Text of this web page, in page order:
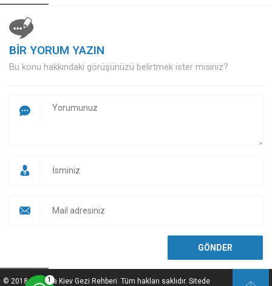
BİR YORUM YAZIN
Bu konu hakkındaki görüşünüzü belirtmek ister misiniz?
© 2018 Ukrayna Kiev Gezi Rehberi. Tüm hakları saklıdır. Sitede
1